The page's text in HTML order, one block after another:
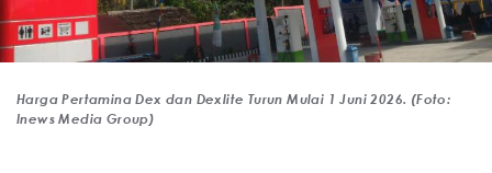
Harga Pertamina Dex dan Dexlite Turun Mulai 1 Juni 2026. (Foto:
Inews Media Group)